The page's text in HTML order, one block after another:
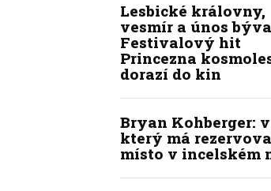
Lesbické královny,
vesmír a únos
Festivalový hit
Princezna
dorazí do kin
Bryan Kohberger:
který má
místo v incelském